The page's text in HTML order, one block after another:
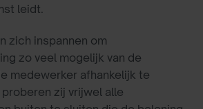
leidt.
zich inspannen om
zo veel mogelijk van de
medewerker afhankelijk te
proberen zij vrijwel alle